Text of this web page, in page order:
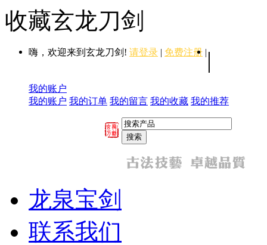
收藏玄龙刀剑
嗨，欢迎来到玄龙刀剑! 请登录 | 免费注册 | |
我的账户
我的账户 我的订单 我的留言 我的收藏 我的推荐
龙泉宝剑
联系我们